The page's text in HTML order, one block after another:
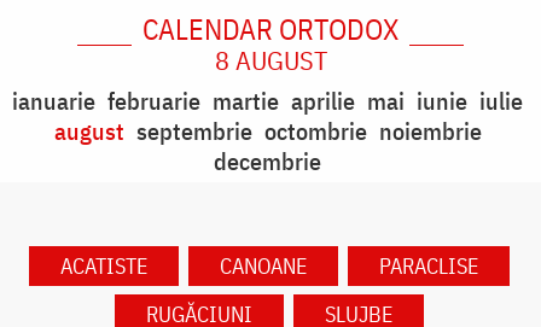
CALENDAR ORTODOX
8 AUGUST
ianuarie februarie martie aprilie mai iunie iulie
august septembrie octombrie noiembrie
decembrie
ACATISTE CANOANE
PARACLISE
RUGĂCIUNI
SLUJBE